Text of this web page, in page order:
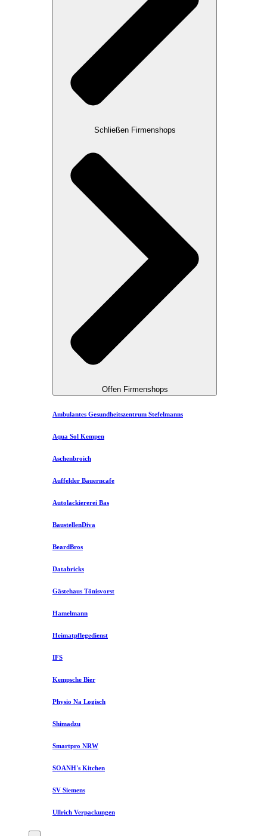
Schließen Firmenshops
Offen Firmenshops
Ambulantes Gesundheitszentrum Stefelmanns
Aqua Sol Kempen
Aschenbroich
Auffelder Bauerncafe
Autolackiererei Bas
BaustellenDiva
BeardBros
Databricks
Gästehaus Tönisvorst
Hamelmann
Heimatpflegedienst
IFS
Kempsche Bier
Physio Na Logisch
Shimadzu
Smartpro NRW
SOANH's Kitchen
SV Siemens
Ullrich Verpackungen